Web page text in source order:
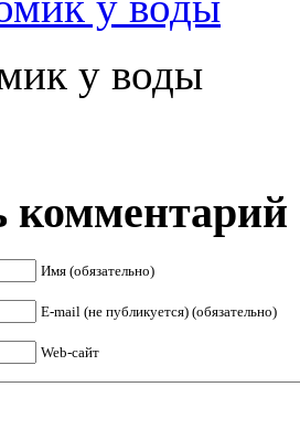
у воды
комментарий
Имя (обязательно)
E-mail (не публикуется) (обязательно)
Web-сайт